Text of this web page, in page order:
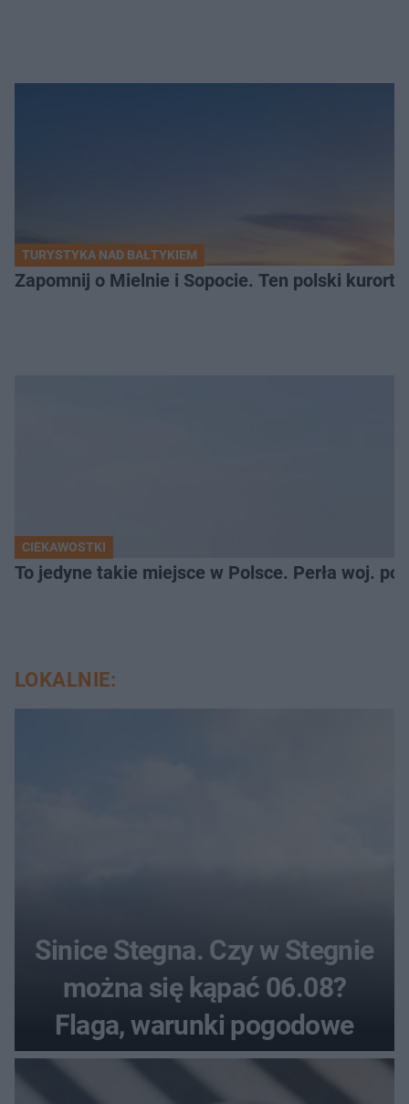
TURYSTYKA NAD BAŁTYKIEM
Zapomnij o Mielnie i Sopocie. Ten polski kurort
CIEKAWOSTKI
To jedyne takie miejsce w Polsce. Perła woj.
LOKALNIE:
Sinice Stegna. Czy w Stegnie
można się kąpać 06.08?
Flaga, warunki pogodowe